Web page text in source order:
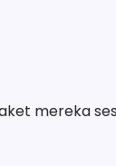
mereka